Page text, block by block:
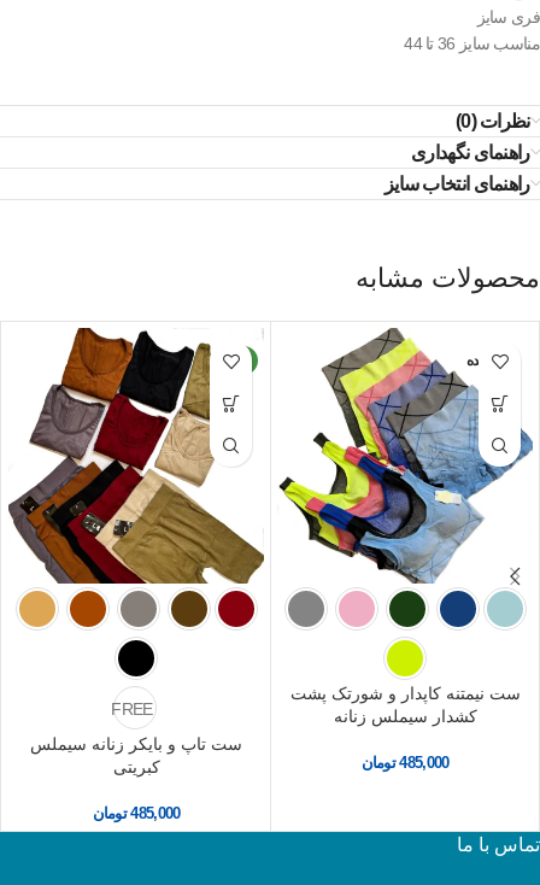
فری سایز
مناسب سایز 36 تا 44
نظرات (0)
راهنمای نگهداری
راهنمای انتخاب سایز
محصولات مشابه
تمام شده
ست نیمتنه کاپدار و شورتک پشت
کشدار سیملس زنانه
485,000 تومان
جدید
FREE
ست تاپ و بایکر زنانه سیملس
کبریتی
485,000 تومان
تماس با ما